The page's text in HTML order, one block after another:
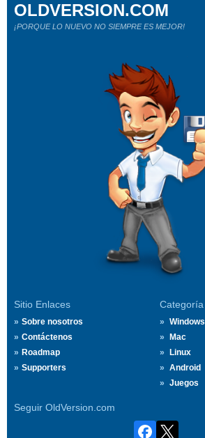
Sitio Enlaces
Sobre nosotros
Contáctenos
Roadmap
Supporters
Categoría
Windows
Mac
Linux
Android
Juegos
Seguir OldVersion.com
OLDVERSION.COM
¡PORQUE LO NUEVO NO SIEMPRE ES MEJOR!